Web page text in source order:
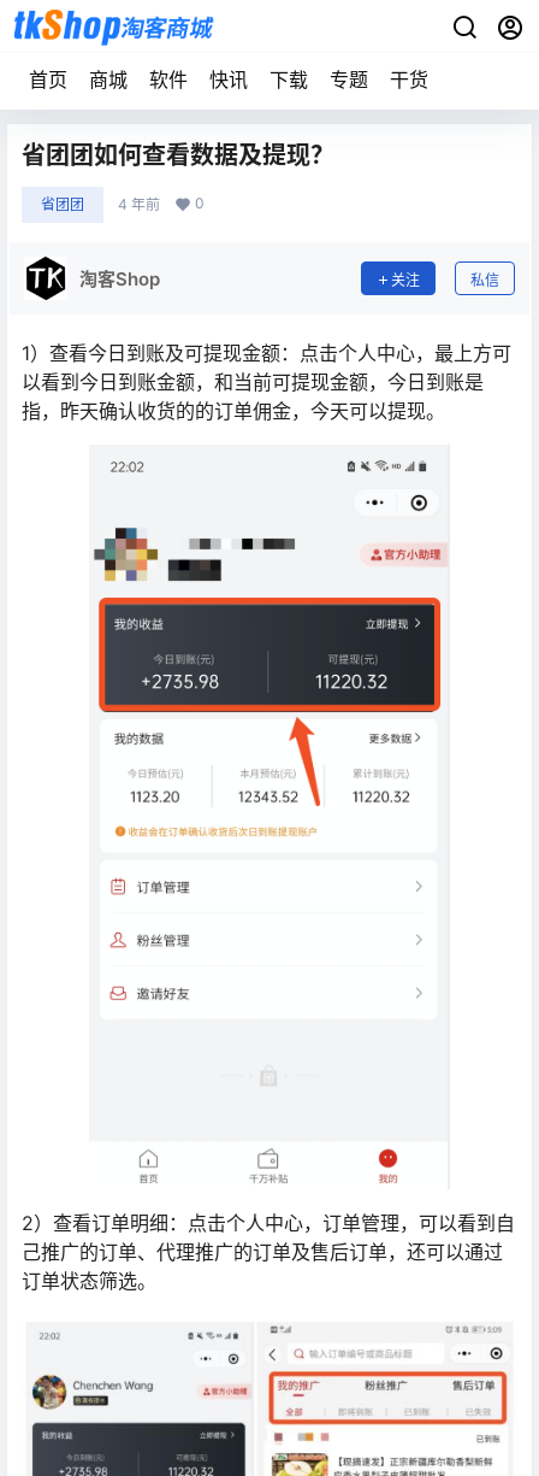
首页 商城 软件 快讯 下载 专题 干货
省团团如何查看数据及提现？
省团团 4 年前 0
淘客Shop 关注 私信
1）查看今日到账及可提现金额：点击个人中心，最上方可
以看到今日到账金额，和当前可提现金额，今日到账是
指，昨天确认收货的的订单佣金，今天可以提现。
2）查看订单明细：点击个人中心，订单管理，可以看到自
己推广的订单、代理推广的订单及售后订单，还可以通过
订单状态筛选。